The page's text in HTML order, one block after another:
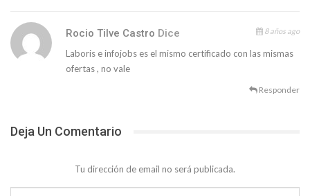
Rocio Tilve Castro Dice 8 años ago
Laboris e infojobs es el mismo certificado con las mismas
ofertas , no vale
Responder
Deja Un Comentario
Tu dirección de email no será publicada.